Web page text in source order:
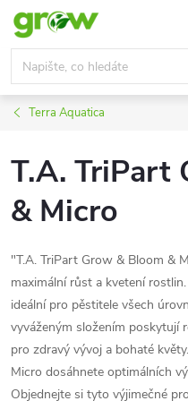
Přejít
obsah
Terra Aquatica
T.A. TriPart
& Micro
"T.A. TriPart Grow & Bloom &
maximální růst a kvetení
ideální pro pěstitele všech
vyváženým složením poskytují
pro zdravý vývoj a bohaté
Micro dosáhnete optimálních
Objednejte si tyto výjimečné